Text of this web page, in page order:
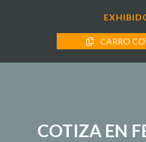
CARRO
COTIZA EN